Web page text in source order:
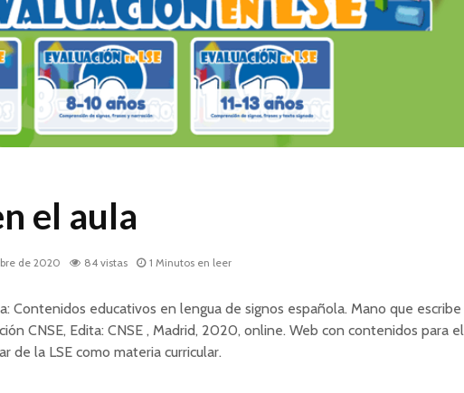
el aula
de 2020 84 vistas 1 Minutos en leer
Contenidos educativos en lengua de signos española. Mano que escribe
CNSE, Edita: CNSE , Madrid, 2020, online. Web con contenidos para el
de la LSE como materia curricular.